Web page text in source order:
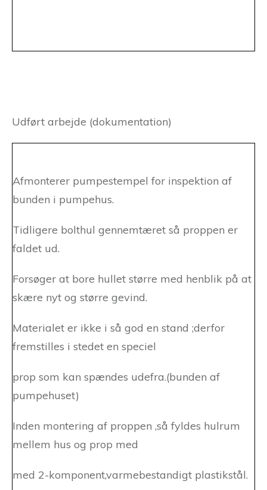
Udført arbejde (dokumentation)
Afmonterer pumpestempel for inspektion af
bunden i pumpehus.
Tidligere bolthul gennemtæret så proppen er
faldet ud.
Forsøger at bore hullet større med henblik på at
skære nyt og større gevind.
Materialet er ikke i så god en stand ;derfor
fremstilles i stedet en speciel
prop som kan spændes udefra.(bunden af
pumpehuset)
Inden montering af proppen ,så fyldes hulrum
mellem hus og prop med
med 2-komponent,varmebestandigt plastikstål.